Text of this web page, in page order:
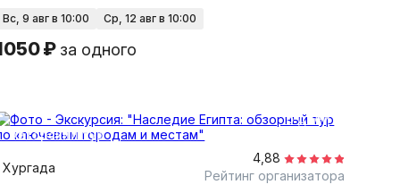
вс, 9 авг в 10:00 ср, 12 авг в 10:00
₽ за одного
6 дней
авторский тур
Хургада
4,88
Рейтинг организатора